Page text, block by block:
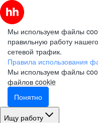
Мы используем файлы
правильную работу
сетевой трафик.
Правила использования
Мы используем файлы
файлов cookie
Понятно
Ищу работу